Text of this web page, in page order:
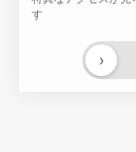
す
›